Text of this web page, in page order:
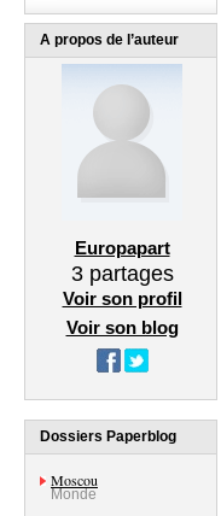
A propos de l’auteur
Europapart
3partages
Voir son profil
Voir son blog
Dossiers Paperblog
Moscou
Monde